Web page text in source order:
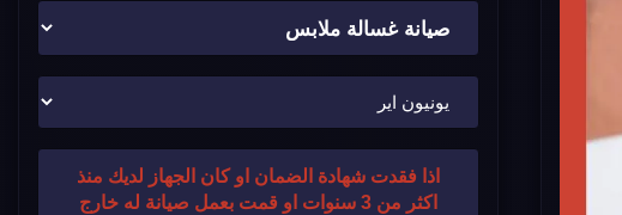
اذا فقدت شهادة الضمان او كان الجهاز لديك منذ
اكثر من 3 سنوات او قمت بعمل صيانة له خارج